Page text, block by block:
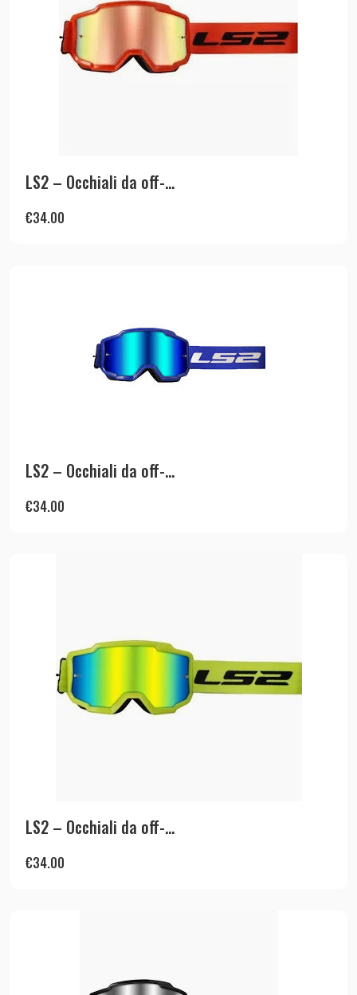
LS2 – Occhiali da off-...
€34.00
LS2 – Occhiali da off-...
€34.00
LS2 – Occhiali da off-...
€34.00